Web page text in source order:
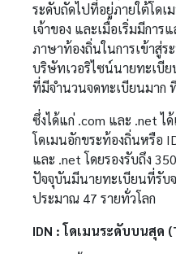
ระดับถัดไปที่อยู่ภายใต้โด
เจ้าของ และเมื่อเริ่มมีการ
ภาษาท้องถิ่นในการเข้าสู่
บริษัทเวอริไซน์นายทะเบี
ที่มีจำนวนจดทะเบียนมาก
ซึ่งได้แก่ .com และ .net ไ
โดเมนอักขระท้องถิ่นหรือ
และ .net โดยรองรับถึง
ปัจจุบันมีนายทะเบียนที่รับ
ประมาณ 47 รายทั่วโลก
IDN : โดเมนระดับบนสุด